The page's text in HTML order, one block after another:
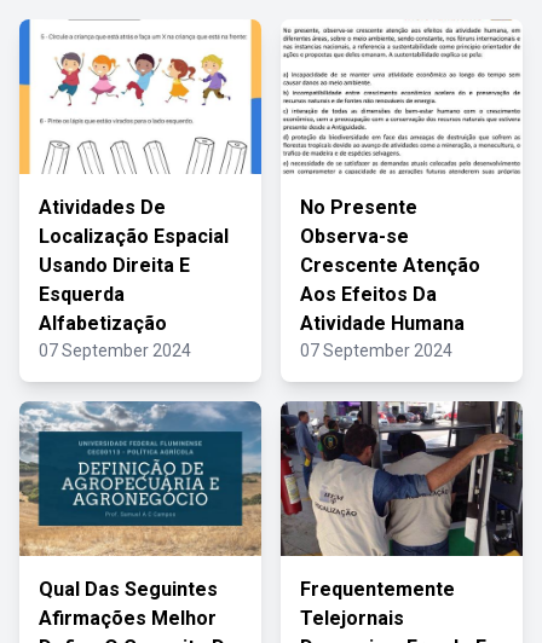
Atividades De
Localização Espacial
Usando Direita E
Esquerda
Alfabetização
07 September 2024
No Presente
Observa-se
Crescente Atenção
Aos Efeitos Da
Atividade Humana
07 September 2024
Qual Das Seguintes
Afirmações Melhor
Frequentemente
Telejornais